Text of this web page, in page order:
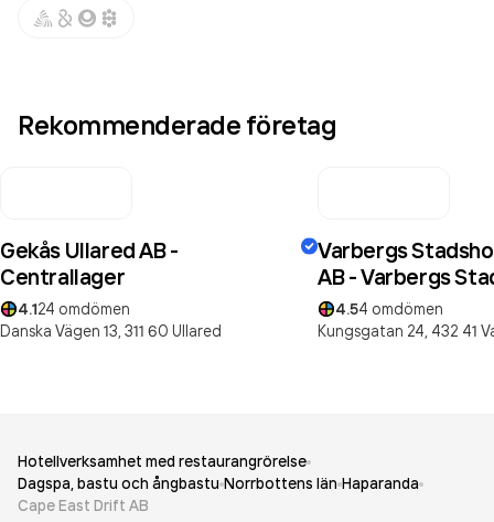
Rekommenderade företag
Gekås Ullared AB -
Centrallager
4.124 omdömen
Danska Vägen 13, 311 60 Ullared
Varbergs
AB - Varbergs
4.54 omdömen
Kungsgatan 24, 432 41
Hotellverksamhet med restaurangrörelse
Dagspa, bastu och ångbastu Norrbottens län Haparanda
Cape East Drift AB